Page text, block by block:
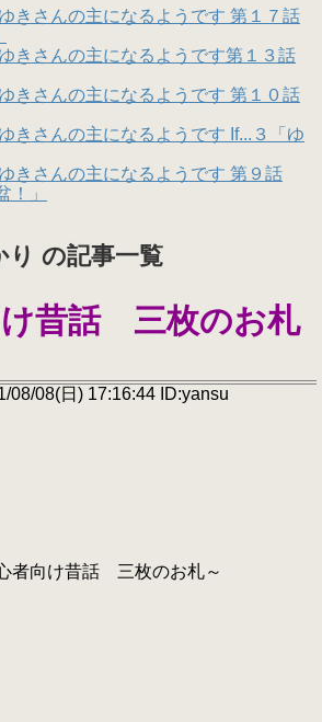
きさんの主になるようです 第１７話
きさんの主になるようです第１３話
きさんの主になるようです 第１０話
きさんの主になるようです If...３「ゆ
きさんの主になるようです 第９話
！」
り の記事一覧
け昔話 三枚のお札
08(日) 17:16:44 ID:yansu
話 三枚のお札～